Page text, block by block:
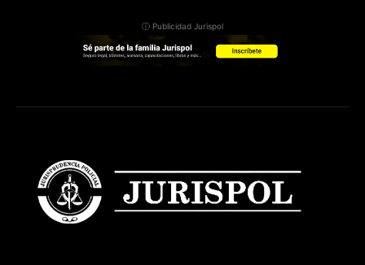
ⓘ Publicidad Jurispol